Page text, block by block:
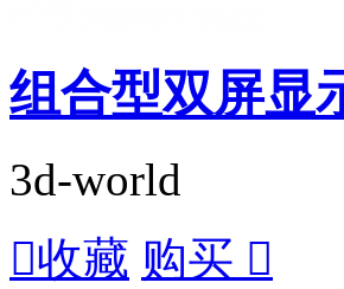
组合型双屏显
3d-world
收藏 购买 